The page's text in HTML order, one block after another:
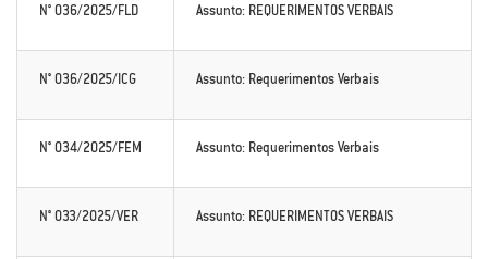
N° 036/2025/FLD Assunto: REQUERIMENTOS VERBAIS
N° 036/2025/ICG Assunto: Requerimentos Verbais
N° 034/2025/FEM Assunto: Requerimentos Verbais
N° 033/2025/VER Assunto: REQUERIMENTOS VERBAIS